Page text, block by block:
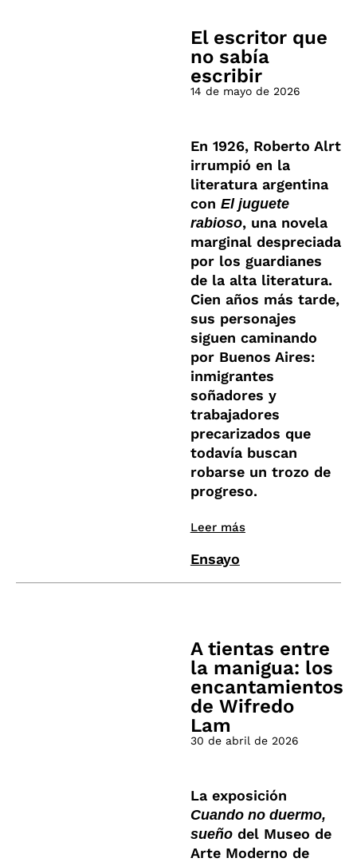
El escritor que
no sabía
escribir
14 de mayo de 2026
En 1926, Roberto Alrt
irrumpió en la
literatura argentina
con El juguete
rabioso, una novela
marginal despreciada
por los guardianes
de la alta literatura.
Cien años más tarde,
sus personajes
siguen caminando
por Buenos Aires:
inmigrantes
soñadores y
trabajadores
precarizados que
todavía buscan
robarse un trozo de
progreso.
Leer más
Ensayo
A tientas entre
la manigua: los
encantamientos
de Wifredo
Lam
30 de abril de 2026
La exposición
Cuando no duermo,
sueñodel Museo de
Arte Moderno de